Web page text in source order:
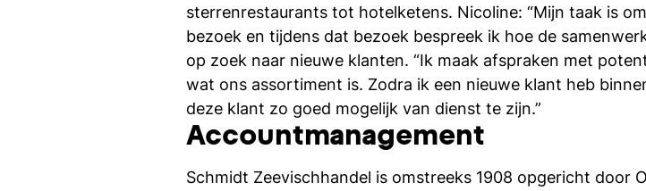
sterrenrestaurants tot hotelketens. Nicoline: “Mijn taak is
bezoek en tijdens dat bezoek bespreek ik hoe de
op zoek naar nieuwe klanten. “Ik maak afspraken met
wat ons assortiment is. Zodra ik een nieuwe klant heb
deze klant zo goed mogelijk van dienst te zijn.”
Accountmanagement
Schmidt Zeevischhandel is omstreeks 1908 opgericht door